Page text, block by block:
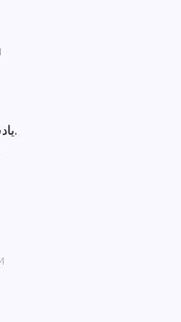
یادشون گرامی، خیلی متاسفم.